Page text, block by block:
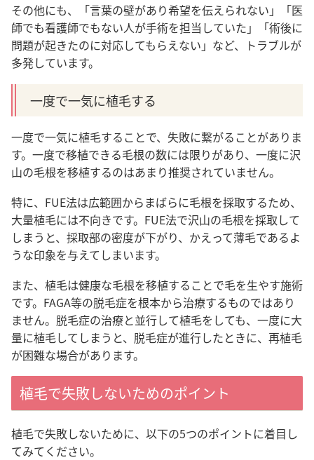
その他にも、「言葉の壁があり希望を伝えられない」「医
師でも看護師でもない人が手術を担当していた」「術後に
問題が起きたのに対応してもらえない」など、トラブルが
多発しています。
一度で一気に植毛する
一度で一気に植毛することで、失敗に繋がることがありま
す。一度で移植できる毛根の数には限りがあり、一度に沢
山の毛根を移植するのはあまり推奨されていません。
特に、FUE法は広範囲からまばらに毛根を採取するため、
大量植毛には不向きです。FUE法で沢山の毛根を採取して
しまうと、採取部の密度が下がり、かえって薄毛であるよ
うな印象を与えてしまいます。
また、植毛は健康な毛根を移植することで毛を生やす施術
です。FAGA等の脱毛症を根本から治療するものではあり
ません。脱毛症の治療と並行して植毛をしても、一度に大
量に植毛してしまうと、脱毛症が進行したときに、再植毛
が困難な場合があります。
植毛で失敗しないためのポイント
植毛で失敗しないために、以下の5つのポイントに着目し
てみてください。